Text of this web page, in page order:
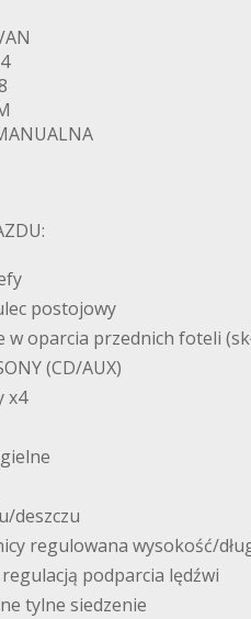
postojowy
oparcia przednich foteli
(CD/AUX)
x4
deszczu
regulowana wysokość/
podparcia lędźwi
tylne siedzenie